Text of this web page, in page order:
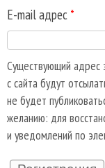
E-mail адрес *
Существующий адрес
с сайта будут
не будет
желанию: для
и уведомлений по